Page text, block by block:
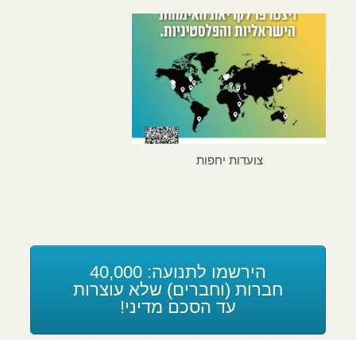
צועדות יחפות
הירשמו לתנועה: 40,000
חברות (וחברים) שלא עוצרות
עד הסכם מדיני!